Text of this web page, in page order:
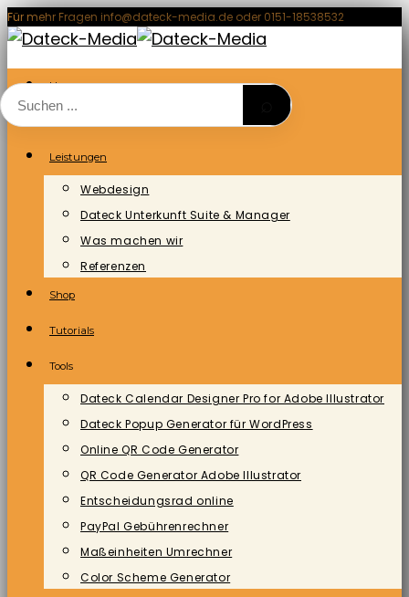
Zum
Inhalt
springen
Für mehr Fragen info@dateck-media.de oder 0151-18538532
Home
Leistungen
Webdesign
Dateck Unterkunft Suite & Manager
Was machen wir
Referenzen
Shop
Tutorials
Tools
Dateck Calendar Designer Pro for Adobe Illustrator
Dateck Popup Generator für WordPress
Online QR Code Generator
QR Code Generator Adobe Illustrator
Entscheidungsrad online
PayPal Gebührenrechner
Maßeinheiten Umrechner
Color Scheme Generator